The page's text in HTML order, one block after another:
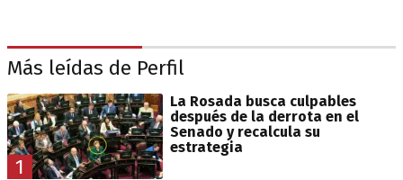
Más leídas de Perfil
1
La Rosada busca culpables
después de la derrota en el
Senado y recalcula su
estrategia